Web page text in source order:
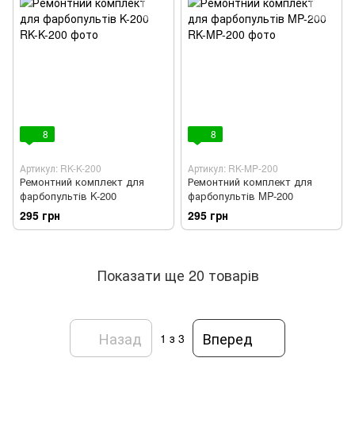
8
Артикул: RK-K-200
Ремонтний комплект для
фарбопультів K-200
295 грн
8
Артикул: RK-MP-200
Ремонтний комплект для
фарбопультів MP-200
295 грн
Показати ще 20 товарів
Назад 1 з 3 Вперед